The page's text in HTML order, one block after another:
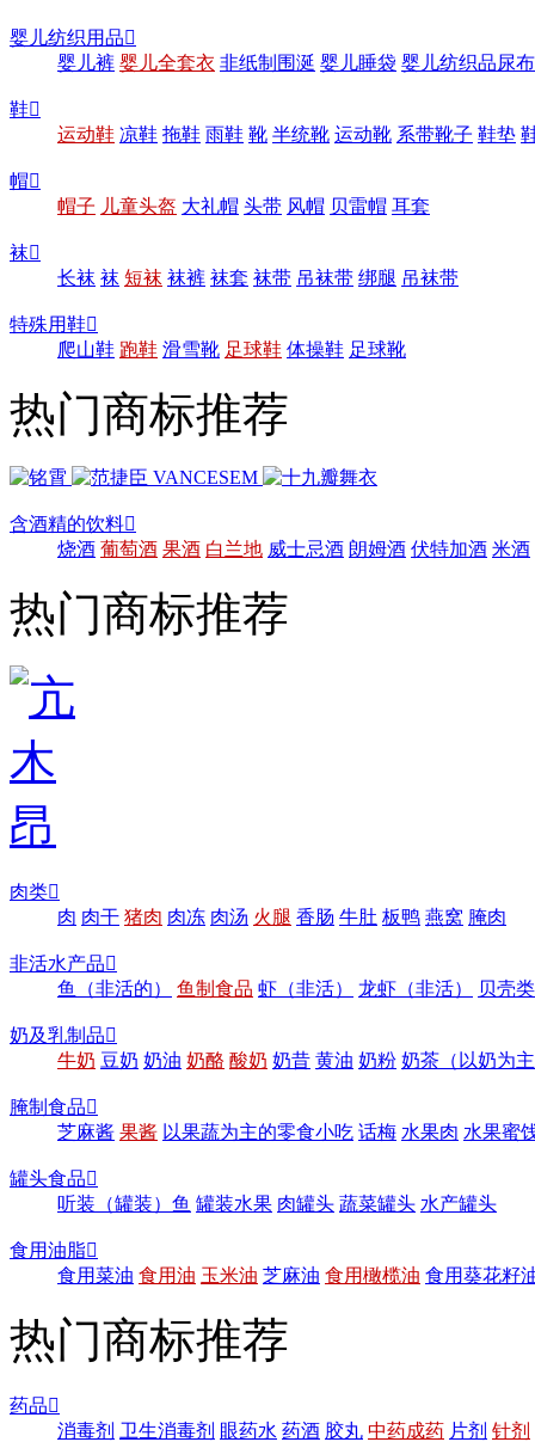
婴儿纺织用品
婴儿裤 婴儿全套衣 非纸制围涎 婴儿睡袋 婴儿纺织品尿布
鞋
运动鞋 凉鞋 拖鞋 雨鞋 靴 半统靴 运动靴 系带靴子 鞋垫
帽
帽子 儿童头盔 大礼帽 头带 风帽 贝雷帽 耳套
袜
长袜 袜 短袜 袜裤 袜套 袜带 吊袜带 绑腿 吊袜带
特殊用鞋
爬山鞋 跑鞋 滑雪靴 足球鞋 体操鞋 足球靴
热门商标推荐
含酒精的饮料
烧酒 葡萄酒 果酒 白兰地 威士忌酒 朗姆酒 伏特加酒 米酒
热门商标推荐
肉类
肉 肉干 猪肉 肉冻 肉汤 火腿 香肠 牛肚 板鸭 燕窝 腌肉
非活水产品
鱼（非活的）
鱼制食品 虾（非活） 龙虾（非活） 贝壳
奶及乳制品
牛奶 豆奶 奶油 奶酪 酸奶 奶昔 黄油 奶粉 奶茶（以奶为
腌制食品
芝麻酱 果酱 以果蔬为主的零食小吃 话梅 水果肉 水果蜜
罐头食品
听装（罐装）鱼 罐装水果 肉罐头 蔬菜罐头 水产罐头
食用油脂
食用菜油 食用油 玉米油 芝麻油 食用橄榄油 食用葵花籽
热门商标推荐
药品
消毒剂 卫生消毒剂 眼药水 药酒 胶丸 中药成药 片剂 针剂